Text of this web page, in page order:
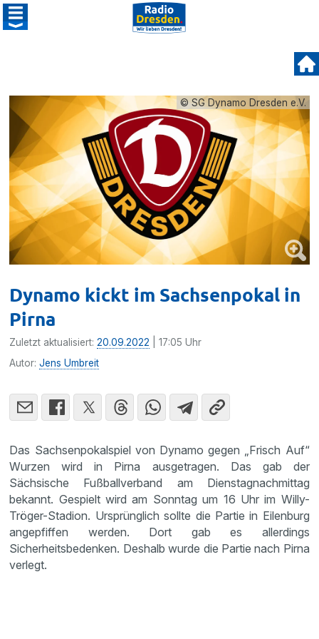
© SG Dynamo Dresden e.V.
Dynamo kickt im Sachsenpokal in
Pirna
Zuletzt aktualisiert:20.09.2022 | 17:05 Uhr
Autor:Jens Umbreit
Das Sachsenpokalspiel von Dynamo gegen „Frisch Auf“
Wurzen wird in Pirna ausgetragen. Das gab der
Sächsische Fußballverband am Dienstagnachmittag
bekannt. Gespielt wird am Sonntag um 16 Uhr im Willy-
Tröger-Stadion. Ursprünglich sollte die Partie in Eilenburg
angepfiffen werden. Dort gab es allerdings
Sicherheitsbedenken. Deshalb wurde die Partie nach Pirna
verlegt.